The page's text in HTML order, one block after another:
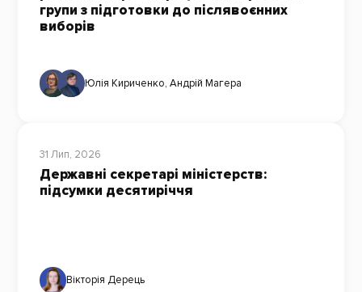
групи з підготовки до післявоєнних
виборів
Юлія Кириченко, Андрій Магера
31 Лип, 2026
Державні секретарі міністерств:
підсумки десятиріччя
Вікторія Дерець